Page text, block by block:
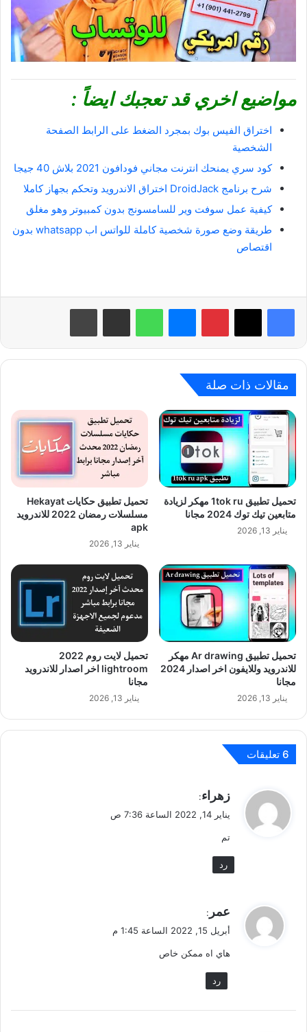
مواضيع اخري قد تعجبك ايضاً :
اختراق الفيس بوك بمجرد الضغط على الرابط الصفحة
الشخصية
كود سري يمنحك انترنت مجاني فودافون 2021 بلاش 40 جيجا
شرح برنامج DroidJack اختراق الاندرويد وتحكم بجهاز كاملا
كيفية عمل سوفت وير للسامسونج بدون كمبيوتر وهو مغلق
طريقة وضع صورة شخصية كاملة للواتس اب whatsapp بدون
اقتصاص
بينتيريست واتساب
مقالات ذات صلة
تحميل تطبيق 1tok ru مهكر لزيادة
متابعين تيك توك 2024 مجانا
يناير 13, 2026
تحميل تطبيق حكايات Hekayat
مسلسلات رمضان 2022 للاندرويد
apk
يناير 13, 2026
تحميل تطبيق Ar drawing مهكر
للاندرويد وللايفون اخر اصدار 2024
مجانا
يناير 13, 2026
تحميل لايت روم 2022
lightroom اخر اصدار للاندرويد
مجانا
يناير 13, 2026
‫6 تعليقات
ي
ل
زهراء:
يناير 14, 2022 الساعة 7:36 ص
تم
رد
ي
ق
ل
عمر :
أبريل 15, 2022 الساعة 1:45 م
هاي اه ممكن خاص
رد